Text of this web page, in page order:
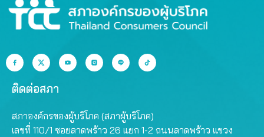
ติดต่อสภา
สภาองค์กรของผู้บริโภค (สภาผู้บริโภค)
เลขที่ 110/1 ซอยลาดพร้าว 26 แยก 1-2 ถนนลาดพร้าว แขวง